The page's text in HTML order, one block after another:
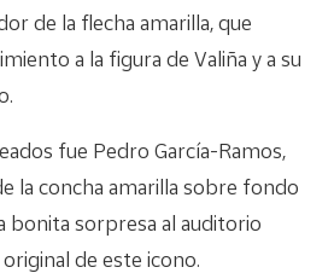
de la flecha amarilla, que
a la figura de Valiña y a su
fue Pedro García-Ramos,
la concha amarilla sobre fondo
bonita sorpresa al auditorio
de este icono.